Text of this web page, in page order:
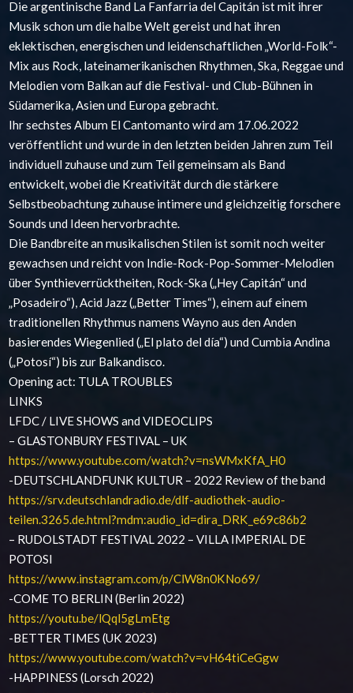
Die argentinische Band La Fanfarria del Capitán ist mit ihrer
Musik schon um die halbe Welt gereist und hat ihren
eklektischen, energischen und leidenschaftlichen „World-Folk“-
Mix aus Rock, lateinamerikanischen Rhythmen, Ska, Reggae und
Melodien vom Balkan auf die Festival- und Club-Bühnen in
Südamerika, Asien und Europa gebracht.
Ihr sechstes Album El Cantomanto wird am 17.06.2022
veröffentlicht und wurde in den letzten beiden Jahren zum Teil
individuell zuhause und zum Teil gemeinsam als Band
entwickelt, wobei die Kreativität durch die stärkere
Selbstbeobachtung zuhause intimere und gleichzeitig forschere
Sounds und Ideen hervorbrachte.
Die Bandbreite an musikalischen Stilen ist somit noch weiter
gewachsen und reicht von Indie-Rock-Pop-Sommer-Melodien
über Synthieverrücktheiten, Rock-Ska („Hey Capitán“ und
„Posadeiro“), Acid Jazz („Better Times“), einem auf einem
traditionellen Rhythmus namens Wayno aus den Anden
basierendes Wiegenlied („El plato del día“) und Cumbia Andina
(„Potosí“) bis zur Balkandisco.
Opening act: TULA TROUBLES
LINKS
LFDC / LIVE SHOWS and VIDEOCLIPS
– GLASTONBURY FESTIVAL – UK
https://www.youtube.com/watch?v=nsWMxKfA_H0
-DEUTSCHLANDFUNK KULTUR – 2022 Review of the band
https://srv.deutschlandradio.de/dlf-audiothek-audio-
teilen.3265.de.html?mdm:audio_id=dira_DRK_e69c86b2
– RUDOLSTADT FESTIVAL 2022 – VILLA IMPERIAL DE
POTOSI
https://www.instagram.com/p/ClW8n0KNo69/
-COME TO BERLIN (Berlin 2022)
https://youtu.be/lQql5gLmEtg
-BETTER TIMES (UK 2023)
https://www.youtube.com/watch?v=vH64tiCeGgw
-HAPPINESS (Lorsch 2022)